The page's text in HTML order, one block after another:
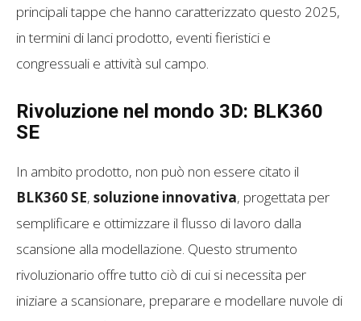
principali tappe che hanno caratterizzato questo 2025,
in termini di lanci prodotto, eventi fieristici e
congressuali e attività sul campo.
Rivoluzione nel mondo 3D: BLK360
SE
In ambito prodotto, non può non essere citato il
BLK360 SE, soluzione innovativa, progettata per
semplificare e ottimizzare il flusso di lavoro dalla
scansione alla modellazione. Questo strumento
rivoluzionario offre tutto ciò di cui si necessita per
iniziare a scansionare, preparare e modellare nuvole di